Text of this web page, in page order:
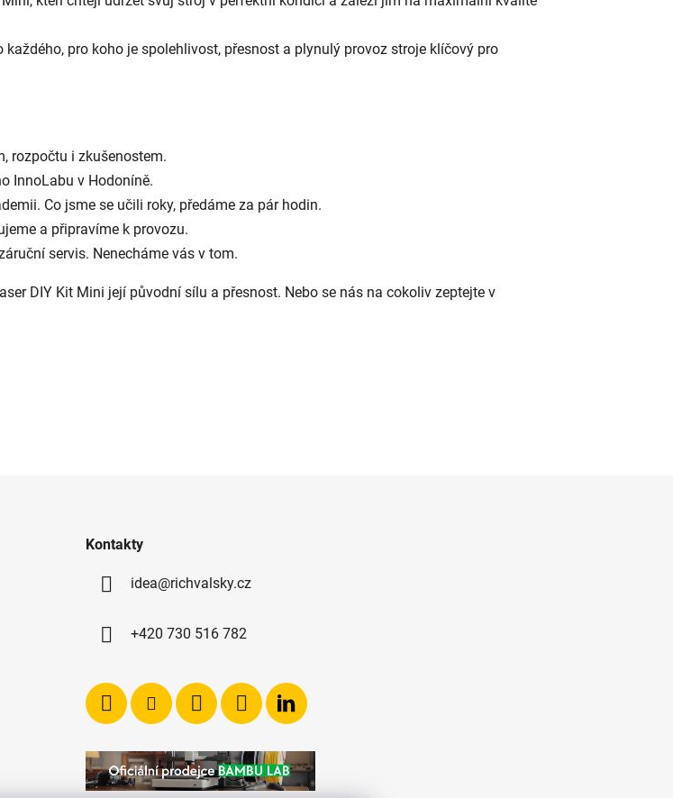
pro koho je spolehlivost, přesnost a plynulý provoz stroje klíčový pro
rozpočtu i zkušenostem.
InnoLabu v Hodoníně.
Co jsme se učili roky, předáme za pár hodin.
a připravíme k provozu.
servis. Nenecháme vás v tom.
DIY Kit Mini její původní sílu a přesnost. Nebo se nás na cokoliv zeptejte v
Kontakty
idea@richvalsky.cz
+420 730 516 782